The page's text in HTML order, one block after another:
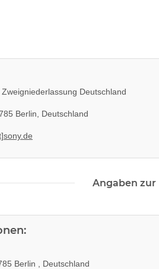
Deutschland
Berlin, Deutschland
Angaben
Berlin , Deutschland